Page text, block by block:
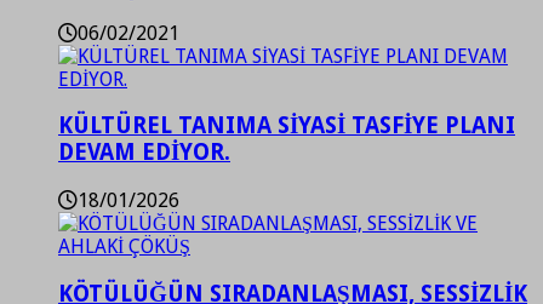
06/02/2021
KÜLTÜREL TANIMA SİYASİ TASFİYE PLANI
DEVAM EDİYOR.
18/01/2026
KÖTÜLÜĞÜN SIRADANLAŞMASI, SESSİZLİK